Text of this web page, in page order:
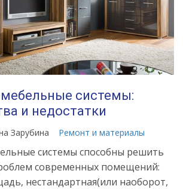
системы:
и недостатки
Зарубина Ремонт и материалы
системы способны решить
современных помещений:
нестандартная(или наоборот,